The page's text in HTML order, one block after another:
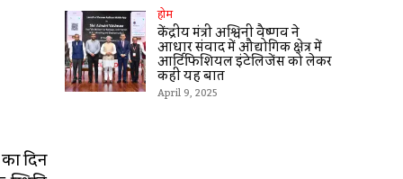
दिन
होम
केंद्रीय मंत्री अश्विनी वैष्णव ने
आधार संवाद में औद्योगिक क्षेत्र में
आर्टिफिशियल इंटेलिजेंस को लेकर
कहीं यह बात
April 9, 2025